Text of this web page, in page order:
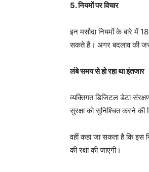
5. नियमों पर विचार
इन मसौदा नियमों के बारे में
सकते हैं। अगर बदलाव की
लंबे समय से हो रहा था इंतजार
व्यक्तिगत डिजिटल डेटा
सुरक्षा को सुनिश्चित करने की
वहीं कहा जा सकता है कि इस
की रक्षा की जाएगी।